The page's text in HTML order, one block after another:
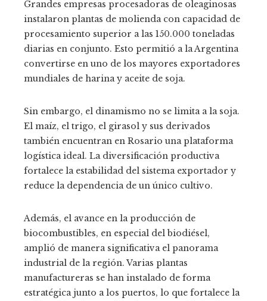
Grandes empresas procesadoras de oleaginosas
instalaron plantas de molienda con capacidad de
procesamiento superior a las 150.000 toneladas
diarias en conjunto. Esto permitió a la Argentina
convertirse en uno de los mayores exportadores
mundiales de harina y aceite de soja.
Sin embargo, el dinamismo no se limita a la soja.
El maíz, el trigo, el girasol y sus derivados
también encuentran en Rosario una plataforma
logística ideal. La diversificación productiva
fortalece la estabilidad del sistema exportador y
reduce la dependencia de un único cultivo.
Además, el avance en la producción de
biocombustibles, en especial del biodiésel,
amplió de manera significativa el panorama
industrial de la región. Varias plantas
manufactureras se han instalado de forma
estratégica junto a los puertos, lo que fortalece la